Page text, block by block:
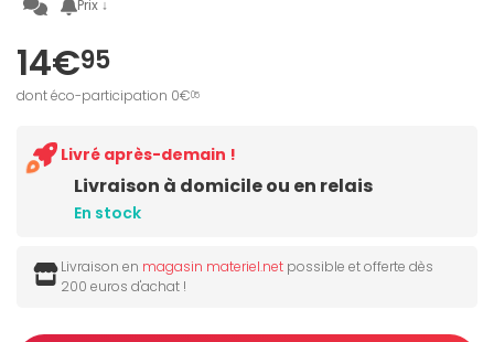
Prix ↓
14€95
dont éco-participation 0€05
Livraison à domicile ou en relais
En stock
Livré après-demain !
Livraison en magasin materiel.net possible et offerte dès
200 euros d'achat !